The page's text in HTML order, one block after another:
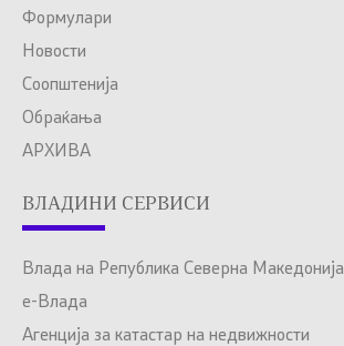
Формулари
Новости
Соопштенија
Обраќања
АРХИВА
ВЛАДИНИ СЕРВИСИ
Влада на Република Северна Македонија
е-Влада
Агенција за катастар на недвижности